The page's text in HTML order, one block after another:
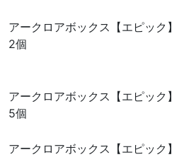
アークロアボックス【エピック】
2個
アークロアボックス【エピック】
5個
アークロアボックス【エピック】